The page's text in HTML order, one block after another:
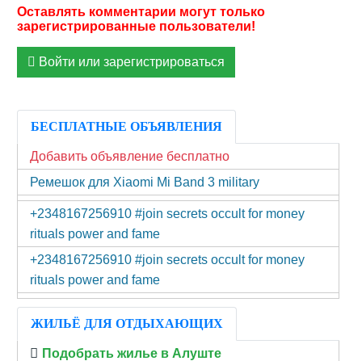
Войти или зарегистрироваться
БЕСПЛАТНЫЕ ОБЪЯВЛЕНИЯ
Добавить объявление бесплатно
Ремешок для Xiaomi Mi Band 3 military
+2348167256910 #join secrets occult for money
rituals power and fame
+2348167256910 #join secrets occult for money
rituals power and fame
ЖИЛЬЁ ДЛЯ ОТДЫХАЮЩИХ
Подобрать жилье в Алуште